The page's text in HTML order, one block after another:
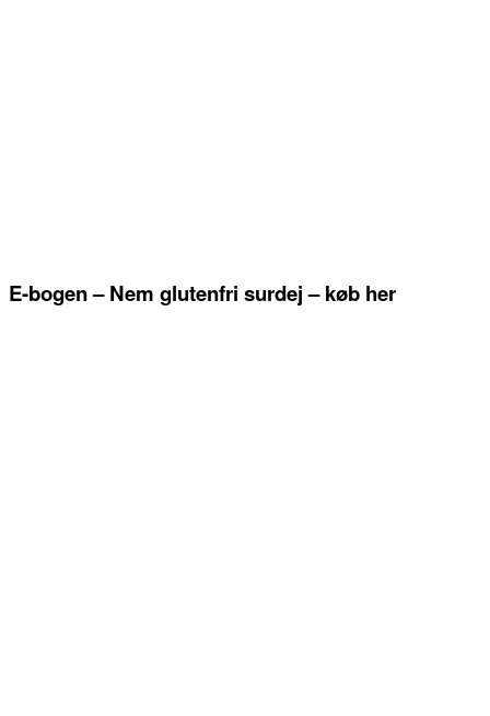
E-bogen – Nem glutenfri surdej – køb her